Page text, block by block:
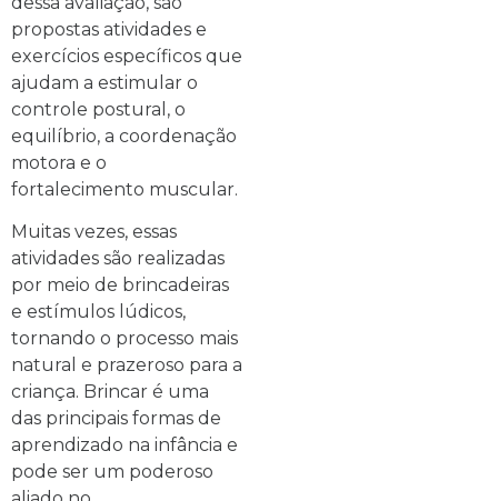
propostas atividades e
exercícios específicos que
ajudam a estimular o
controle postural, o
equilíbrio, a coordenação
motora e o
fortalecimento muscular.
Muitas vezes, essas
atividades são realizadas
por meio de brincadeiras
e estímulos lúdicos,
tornando o processo mais
natural e prazeroso para a
criança. Brincar é uma
das principais formas de
aprendizado na infância e
pode ser um poderoso